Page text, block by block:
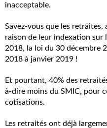
inacceptable.
Savez-vous que les retraites,
raison de leur indexation sur
2018, la loi du 30 décembre
2018 à janvier 2019 !
Et pourtant, 40% des
à-dire moins du SMIC, pour
cotisations.
Les retraités ont déjà